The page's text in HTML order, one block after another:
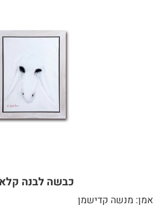
כבשה לבנה
אמן: מנשה קדישמן